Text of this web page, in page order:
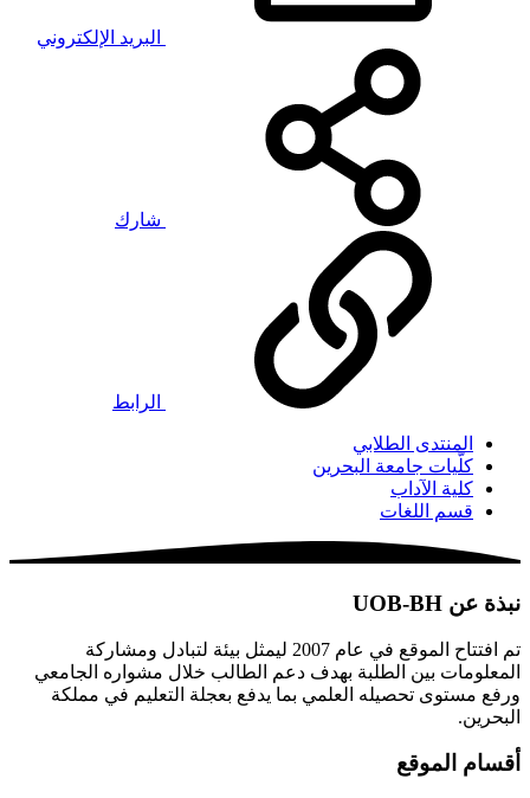
البريد الإلكتروني
شارك
الرابط
المنتدى الطلابي
كلّيات جامعة البحرين
كلية الآداب
قسم اللغات
نبذة عن UOB-BH
تم افتتاح الموقع في عام 2007 ليمثل بيئة لتبادل ومشاركة
المعلومات بين الطلبة بهدف دعم الطالب خلال مشواره الجامعي
ورفع مستوى تحصيله العلمي بما يدفع بعجلة التعليم في مملكة
البحرين.
أقسام الموقع